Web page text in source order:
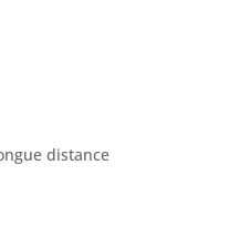
distance